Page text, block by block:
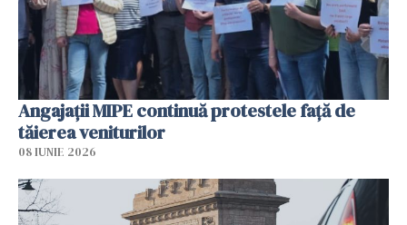
Angajaţii MIPE continuă protestele faţă de
tăierea veniturilor
08 IUNIE 2026